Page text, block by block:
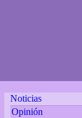
Noticias
Opinión